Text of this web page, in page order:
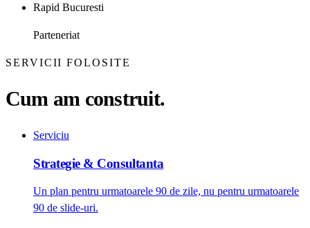
Rapid Bucuresti
Parteneriat
SERVICII FOLOSITE
Cum am construit.
Serviciu
Strategie & Consultanta
Un plan pentru urmatoarele 90 de zile, nu pentru urmatoarele
90 de slide-uri.